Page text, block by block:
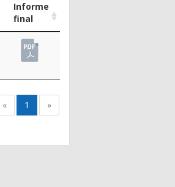
Informe
final
« 1 »